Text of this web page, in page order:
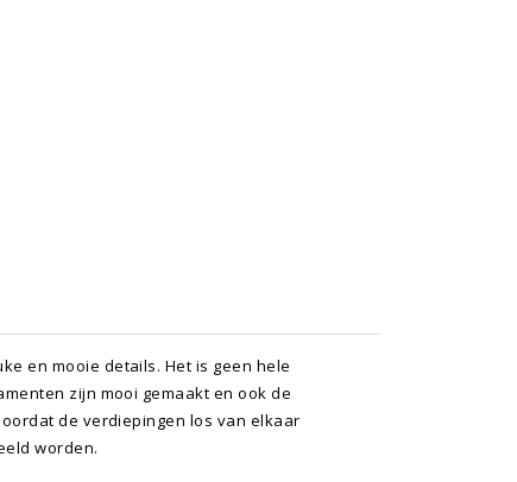
en mooie details. Het is geen hele
zijn mooi gemaakt en ook de
de verdiepingen los van elkaar
worden.